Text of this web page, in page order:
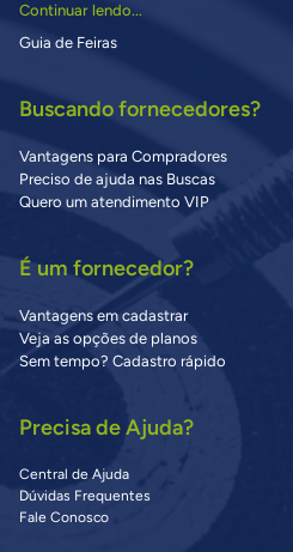
Continuar lendo...
Guia de Feiras
Buscando fornecedores?
Vantagens para Compradores
Preciso de ajuda nas Buscas
Quero um atendimento VIP
É um fornecedor?
Vantagens em cadastrar
Veja as opções de planos
Sem tempo? Cadastro rápido
Precisa de Ajuda?
Central de Ajuda
Dúvidas Frequentes
Fale Conosco